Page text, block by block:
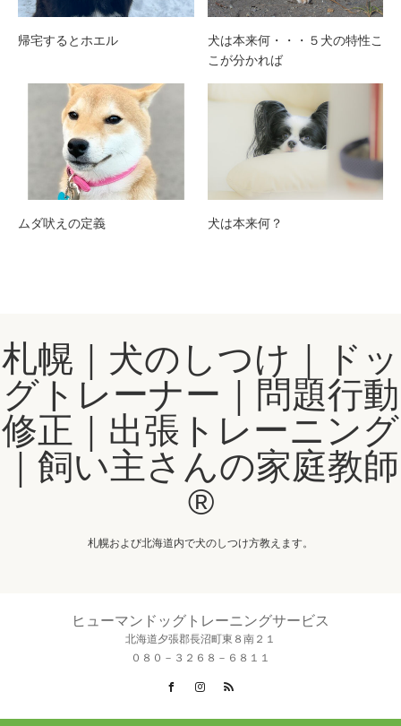
帰宅するとホエル
犬は本来何・・・５犬の特性こ
こが分かれば
ムダ吠えの定義 犬は本来何？
札幌｜犬のしつけ｜ドッ
グトレーナー｜問題行動
修正｜出張トレーニング
｜飼い主さんの家庭教師
®️
札幌および北海道内で犬のしつけ方教えます。
ヒューマンドッグトレーニングサービス
北海道夕張郡長沼町東８南２１
０８０－３２６８－６８１１
FacebookInstagram